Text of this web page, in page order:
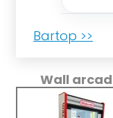
Bartop >>
Wall